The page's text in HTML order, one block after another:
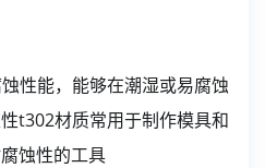
性能，能够在潮湿或易腐蚀
t302材质常用于制作模具和
蚀性的工具